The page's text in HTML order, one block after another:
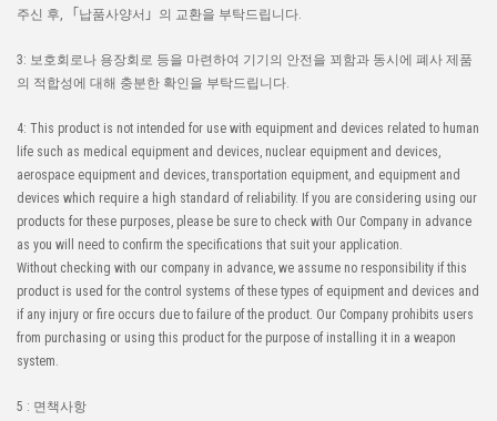
주신 후, 「납품사양서」의 교환을 부탁드립니다.
3: 보호회로나 용장회로 등을 마련하여 기기의 안전을 꾀함과 동시에 폐사 제품
의 적합성에 대해 충분한 확인을 부탁드립니다.
4: This product is not intended for use with equipment and devices related to human
life such as medical equipment and devices, nuclear equipment and devices,
aerospace equipment and devices, transportation equipment, and equipment and
devices which require a high standard of reliability. If you are considering using our
products for these purposes, please be sure to check with Our Company in advance
as you will need to confirm the specifications that suit your application.
Without checking with our company in advance, we assume no responsibility if this
product is used for the control systems of these types of equipment and devices and
if any injury or fire occurs due to failure of the product. Our Company prohibits users
from purchasing or using this product for the purpose of installing it in a weapon
system.
5 : 면책사항